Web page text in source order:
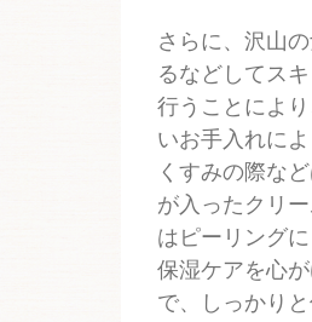
さらに、沢山
るなどしてス
行うことによ
いお手入れに
くすみの際な
が入ったクリ
はピーリング
保湿ケアを心
で、しっかり